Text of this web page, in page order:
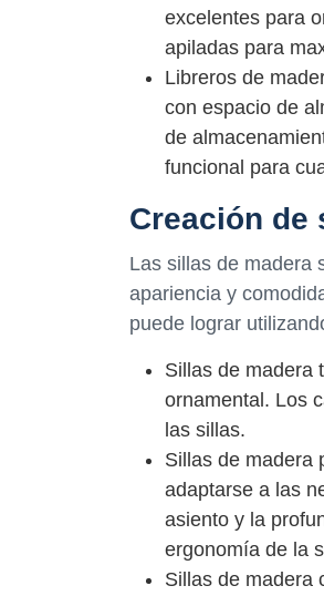
excelentes para
apiladas para
Libreros de
con espacio de
de
funcional para
Creación de
Las sillas de madera
apariencia y
puede lograr
Sillas de madera
ornamental. Los
las sillas.
Sillas de madera
adaptarse a las
asiento y la
ergonomía de la
Sillas de madera